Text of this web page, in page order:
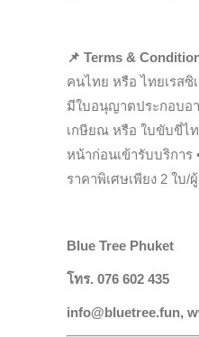
📌 Terms &
คนไทย หรือ ไทยเรสซิ
มีใบอนุญาตประกอบอ
เกษียณ หรือ ใบขับขี่ไ
หน้าก่อนเข้ารับบริการ
ราคาพิเศษเพียง 2 ใบ/
Blue Tree Phuket
โทร. 076 602 435
info@bluetree.fun,